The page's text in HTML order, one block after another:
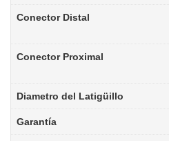
Conector Distal
Conector Proximal
Diametro del Latigüillo
Garantía